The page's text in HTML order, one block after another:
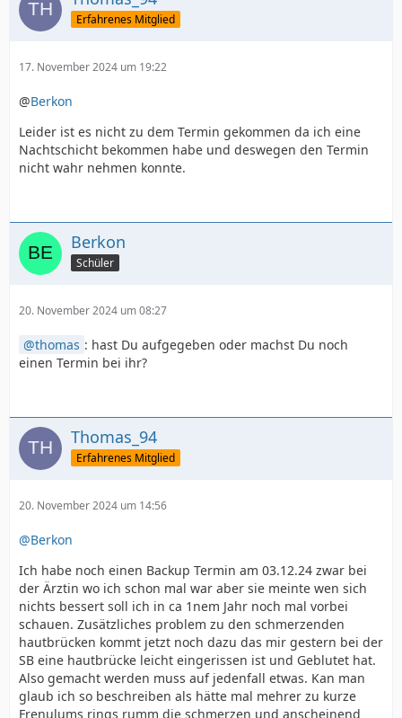
Erfahrenes Mitglied
17. November 2024 um 19:22
@Berkon
Leider ist es nicht zu dem Termin gekommen da ich eine
Nachtschicht bekommen habe und deswegen den Termin
nicht wahr nehmen konnte.
Berkon
Schüler
20. November 2024 um 08:27
thomas : hast Du aufgegeben oder machst Du noch
einen Termin bei ihr?
Thomas_94
Erfahrenes Mitglied
20. November 2024 um 14:56
@Berkon
Ich habe noch einen Backup Termin am 03.12.24 zwar bei
der Ärztin wo ich schon mal war aber sie meinte wen sich
nichts bessert soll ich in ca 1nem Jahr noch mal vorbei
schauen. Zusätzliches problem zu den schmerzenden
hautbrücken kommt jetzt noch dazu das mir gestern bei der
SB eine hautbrücke leicht eingerissen ist und Geblutet hat.
Also gemacht werden muss auf jedenfall etwas. Kan man
glaub ich so beschreiben als hätte mal mehrer zu kurze
Frenulums rings rumm die schmerzen und anscheinend